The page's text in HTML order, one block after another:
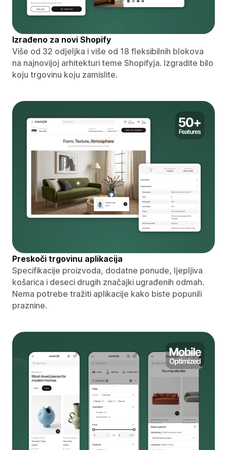
Izrađeno za novi Shopify
Više od 32 odjeljka i više od 18 fleksibilnih blokova
na najnovijoj arhitekturi teme Shopifyja. Izgradite bilo
koju trgovinu koju zamislite.
Preskoči trgovinu aplikacija
Specifikacije proizvoda, dodatne ponude, ljepljiva
košarica i deseci drugih značajki ugrađenih odmah.
Nema potrebe tražiti aplikacije kako biste popunili
praznine.